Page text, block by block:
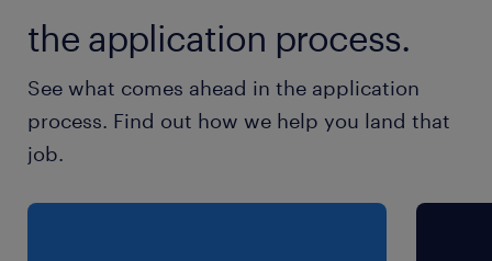
保険
待遇・福利厚生
自社系列ホテル割引（最大7割） 、保養所完備
（軽井沢、八ヶ岳など）、従業員持株会・財形貯
the application process.
See what comes ahead in the application
process. Find out how we help you land that
job.